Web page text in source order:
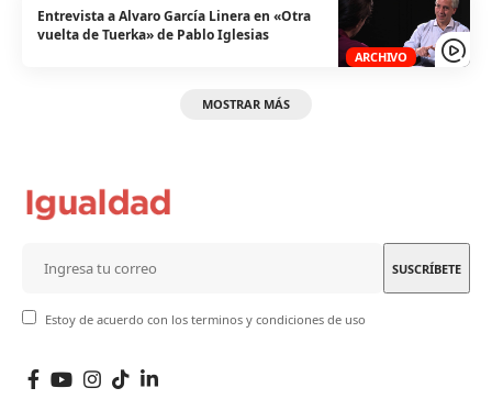
ARCHIVO
Entrevista a Alvaro García Linera en «Otra
vuelta de Tuerka» de Pablo Iglesias
MOSTRAR MÁS
Estoy de acuerdo con los terminos y condiciones de uso